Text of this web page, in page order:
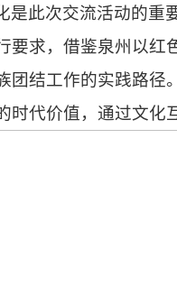
是此次交流活动的重
要求，借鉴泉州以红
团结工作的实践路径
时代价值，通过文化